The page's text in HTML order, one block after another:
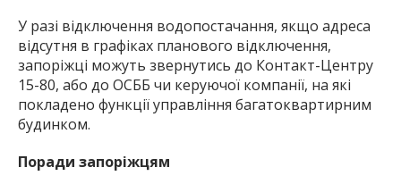
У разі відключення водопостачання, якщо адреса
відсутня в графіках планового відключення,
запоріжці можуть звернутись до Контакт-Центру
15-80, або до ОСББ чи керуючої компанії, на які
покладено функції управління багатоквартирним
будинком.
Поради запоріжцям